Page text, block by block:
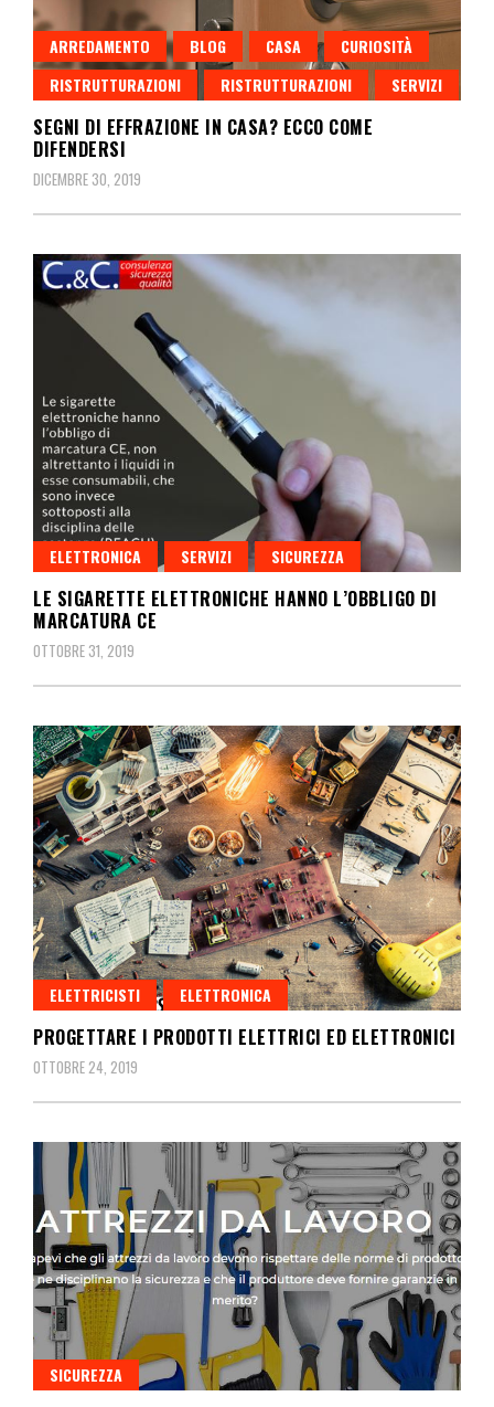
ARREDAMENTO BLOG CASA
CURIOSITÀ
RISTRUTTURAZIONI
RISTRUTTURAZIONI SERVIZI
SEGNI DI EFFRAZIONE IN CASA? ECCO COME
DIFENDERSI
DICEMBRE 30, 2019
ELETTRONICA SERVIZI SICUREZZA
LE SIGARETTE ELETTRONICHE HANNO L’OBBLIGO DI
MARCATURA CE
OTTOBRE 31, 2019
ELETTRICISTI ELETTRONICA
PROGETTARE I PRODOTTI ELETTRICI ED ELETTRONICI
OTTOBRE 24, 2019
SICUREZZA